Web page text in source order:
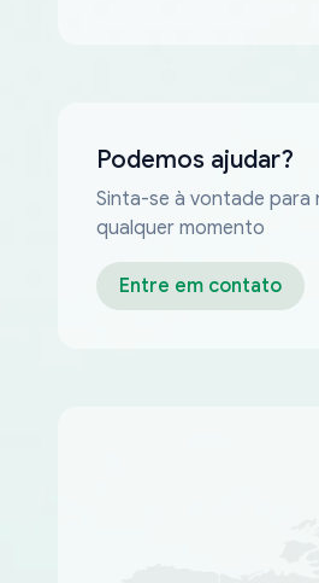
Podemos ajudar?
Sinta-se à vontade
qualquer momento
Entre em contato